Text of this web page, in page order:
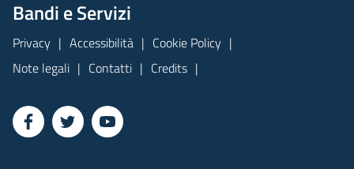
Bandi e Servizi
Privacy Accessibilità
Cookie Policy
Note legali
Contatti Credits